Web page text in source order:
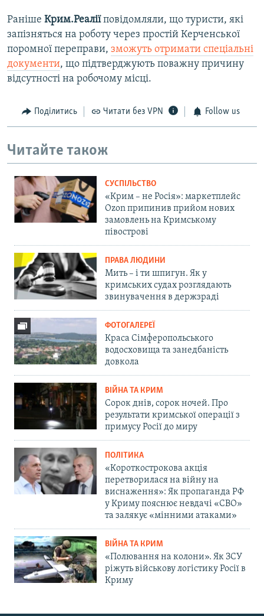
Раніше Крим.Реаліїповідомляли, що туристи, які
запізняться на роботу через простій Керченської
поромної переправи, зможуть отримати спеціальні
документи, що підтверджують поважну причину
відсутності на робочому місці.
Поділитись Читати без VPN Follow us
Читайте також
СУСПІЛЬСТВО
«Крим – не Росія»: маркетплейс
Ozon припинив прийом нових
замовлень на Кримському
півострові
ПРАВА ЛЮДИНИ
Мить – і ти шпигун. Як у
кримських судах розглядають
звинувачення в держзраді
ФОТОГАЛЕРЕЇ
Краса Сімферопольського
водосховища та занедбаність
довкола
ВІЙНА ТА КРИМ
Сорок днів, сорок ночей. Про
результати кримської операції з
примусу Росії до миру
ПОЛІТИКА
«Короткострокова акція
перетворилася на війну на
виснаження»: Як пропаганда РФ
у Криму пояснює невдачі «СВО»
та залякує «мінними атаками»
ВІЙНА ТА КРИМ
«Полювання на колони». Як ЗСУ
ріжуть військову логістику Росії в
Криму